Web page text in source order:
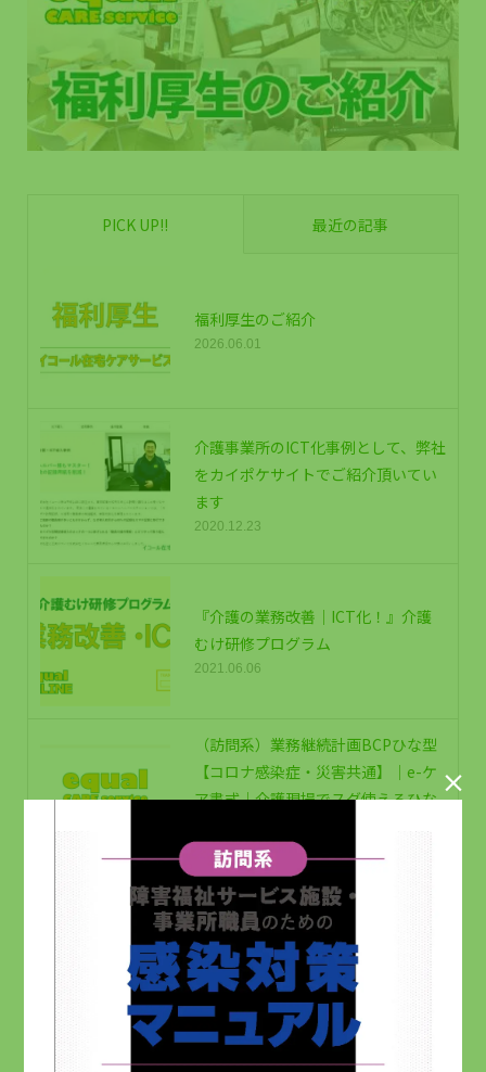
PICK UP!! 最近の記事
福利厚生のご紹介
2026.06.01
介護事業所のICT化事例として、弊社
をカイポケサイトでご紹介頂いてい
ます
2020.12.23
『介護の業務改善｜ICT化！』介護
むけ研修プログラム
2021.06.06
（訪問系）業務継続計画BCPひな型
【コロナ感染症・災害共通】｜e-ケ
ア書式｜介護現場でスグ使えるひな
2022.01.22
居宅ケアマネージャー（正社員・立
川）募集
2026.03.20
